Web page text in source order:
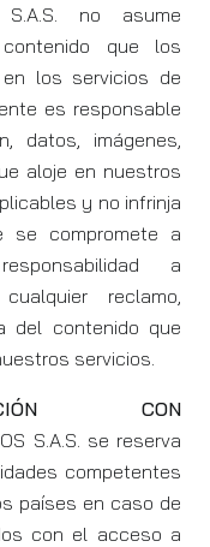
S.A.S. no asume
que los
los servicios de
es responsable
datos, imágenes,
aloje en nuestros
y no infrinja
se compromete a
a
cualquier reclamo,
del contenido que
servicios.
CON
S.A.S. se reserva
competentes
países en caso de
con el acceso a